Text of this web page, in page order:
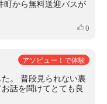
町から無料送迎バスが
いいね
0
アソビュー！で体験
。 普段見られない裏
話を聞けてとても良